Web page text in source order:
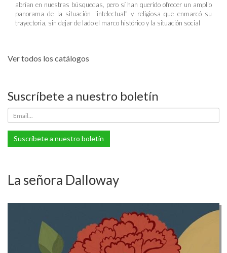
abrían en nuestras búsquedas, pero sí han querido ofrecer un amplio
panorama de la situación "intelectual" y religiosa que enmarcó su
trayectoria, sin dejar de lado el marco histórico y la situación social
Ver todos los catálogos
Suscríbete a nuestro boletín
Suscríbete a nuestro boletín
La señora Dalloway